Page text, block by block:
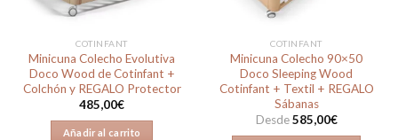
COTINFANT
Minicuna Colecho Evolutiva
Doco Wood de Cotinfant +
Colchón y REGALO Protector
485,00€
Añadir al carrito
COTINFANT
Minicuna Colecho 90×50
Doco Sleeping Wood
Cotinfant + Textil + REGALO
Sábanas
Desde585,00€